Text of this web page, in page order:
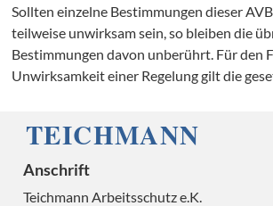
Sollten einzelne Bestimmungen dieser
teilweise unwirksam sein, so bleiben die
Bestimmungen davon unberührt. Für den
Unwirksamkeit einer Regelung gilt die
Anschrift
Teichmann Arbeitsschutz e.K.